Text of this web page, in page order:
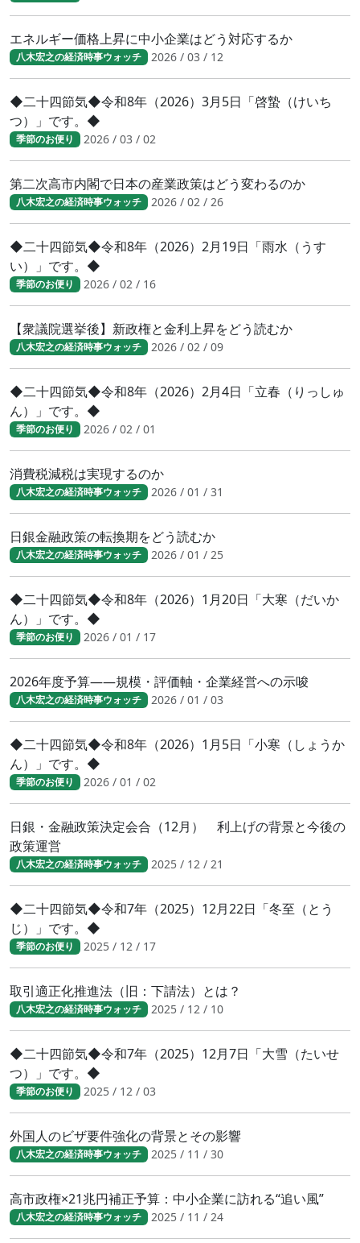
エネルギー価格上昇に中小企業はどう対応するか
八木宏之の経済時事ウォッチ 2026 / 03 / 12
◆二十四節気◆令和8年（2026）3月5日「啓蟄（けいち
つ）」です。◆
季節のお便り 2026 / 03 / 02
第二次高市内閣で日本の産業政策はどう変わるのか
八木宏之の経済時事ウォッチ 2026 / 02 / 26
◆二十四節気◆令和8年（2026）2月19日「雨水（うす
い）」です。◆
季節のお便り 2026 / 02 / 16
【衆議院選挙後】新政権と金利上昇をどう読むか
八木宏之の経済時事ウォッチ 2026 / 02 / 09
◆二十四節気◆令和8年（2026）2月4日「立春（りっしゅ
ん）」です。◆
季節のお便り 2026 / 02 / 01
消費税減税は実現するのか
八木宏之の経済時事ウォッチ 2026 / 01 / 31
日銀金融政策の転換期をどう読むか
八木宏之の経済時事ウォッチ 2026 / 01 / 25
◆二十四節気◆令和8年（2026）1月20日「大寒（だいか
ん）」です。◆
季節のお便り 2026 / 01 / 17
2026年度予算――規模・評価軸・企業経営への示唆
八木宏之の経済時事ウォッチ 2026 / 01 / 03
◆二十四節気◆令和8年（2026）1月5日「小寒（しょうか
ん）」です。◆
季節のお便り 2026 / 01 / 02
日銀・金融政策決定会合（12月） 利上げの背景と今後の
政策運営
八木宏之の経済時事ウォッチ 2025 / 12 / 21
◆二十四節気◆令和7年（2025）12月22日「冬至（とう
じ）」です。◆
季節のお便り 2025 / 12 / 17
取引適正化推進法（旧：下請法）とは？
八木宏之の経済時事ウォッチ 2025 / 12 / 10
◆二十四節気◆令和7年（2025）12月7日「大雪（たいせ
つ）」です。◆
季節のお便り 2025 / 12 / 03
外国人のビザ要件強化の背景とその影響
八木宏之の経済時事ウォッチ 2025 / 11 / 30
高市政権×21兆円補正予算：中小企業に訪れる“追い風”
八木宏之の経済時事ウォッチ 2025 / 11 / 24